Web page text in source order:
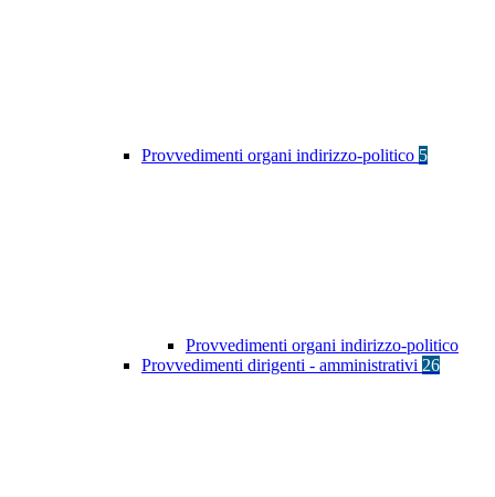
Provvedimenti organi indirizzo-politico 5
Provvedimenti organi indirizzo-politico
Provvedimenti dirigenti - amministrativi 26